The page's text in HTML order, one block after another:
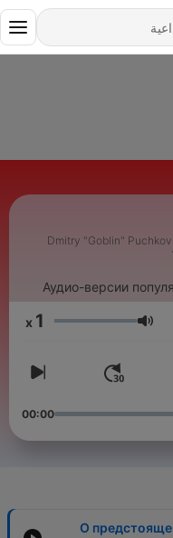
Dmitry "Goblin" Puchkov
Аудио-версии
مستوى الصوت 1
00:00
О